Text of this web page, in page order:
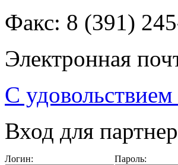
Факс: 8 (391)
Электронная
С
Вход для
Логин: Пароль: